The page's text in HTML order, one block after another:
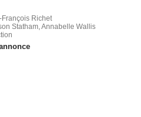
Richet
Statham, Annabelle Wallis